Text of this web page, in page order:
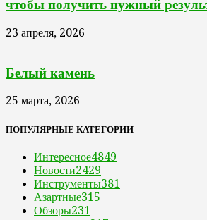
чтобы получить нужный
23 апреля, 2026
Белый камень
25 марта, 2026
ПОПУЛЯРНЫЕ КАТЕГОРИИ
Интересное4849
Новости2429
Инструменты381
Азартные315
Обзоры231